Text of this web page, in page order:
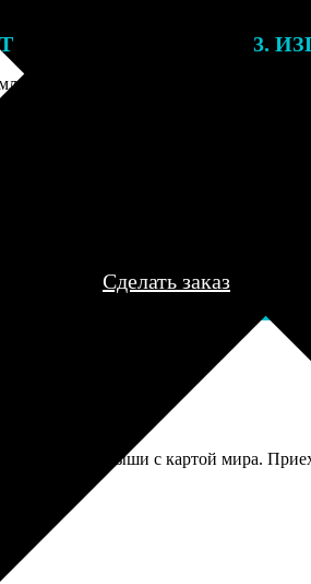
заказа с вами свяжется
для обсуждения деталей
согласования и
заказа по телефону и
мы приступим к его
3.
Все
Сделать заказ
коврик для мыши с картой мира.